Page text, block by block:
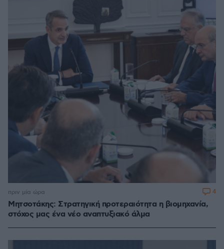
Μητσοτάκης: Στρατηγική προτεραιότητα η βιομηχανία,
στόχος μας ένα νέο αναπτυξιακό άλμα
πριν μία ώρα 4